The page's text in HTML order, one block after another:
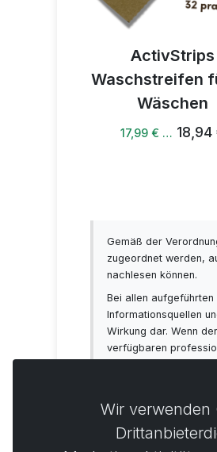
ActivStrips
Waschstreifen
Wäschen
17,99 € … 18,94
Gemäß der
zugeordnet werden,
nachlesen können.
Bei allen
Informationsquellen
Wirkung dar. Wenn
verfügbaren
Wir verwenden